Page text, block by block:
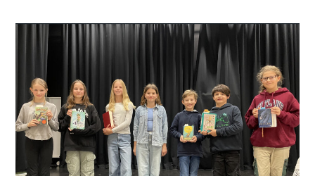
der
deutsch-
französischen
Freundschaft